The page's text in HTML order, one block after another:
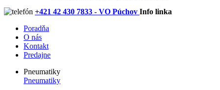
+421 42 430 7833 - VO Púchov Info linka
Poradňa
O nás
Kontakt
Predajne
Pneumatiky
Pneumatiky